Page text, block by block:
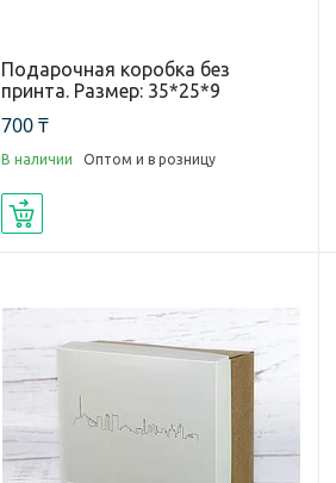
Подарочная коробка без
принта. Размер: 35*25*9
700 ₸
В наличии Оптом и в розницу